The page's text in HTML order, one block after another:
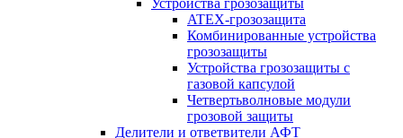
Устройства грозозащиты
ATEX-грозозащита
Комбинированные устройства
грозозащиты
Устройства грозозащиты с
газовой капсулой
Четвертьволновые модули
грозовой защиты
Делители и ответвители АФТ